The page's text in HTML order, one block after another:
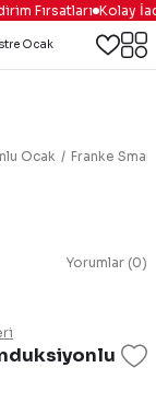
Fırsatları Kolay
Ocak Franke
Yorumlar (0)